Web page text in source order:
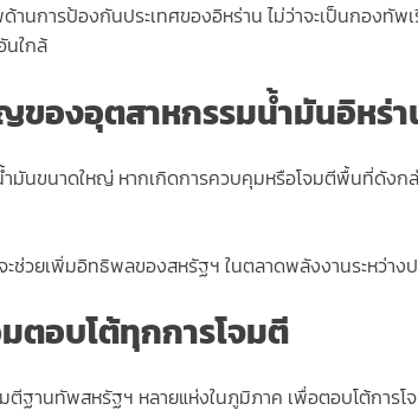
การป้องกันประเทศของอิหร่าน ไม่ว่าจะเป็นกองทัพ
นใกล้
ของอุตสาหกรรมน้ำมันอิหร่
มันขนาดใหญ่ หากเกิดการควบคุมหรือโจมตีพื้นที่ดังก
ะช่วยเพิ่มอิทธิพลของสหรัฐฯ ในตลาดพลังงานระหว่าง
ตอบโต้ทุกการโจมตี
ฐานทัพสหรัฐฯ หลายแห่งในภูมิภาค เพื่อตอบโต้การ